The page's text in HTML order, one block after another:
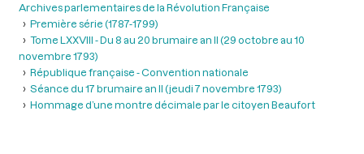
Archives parlementaires de la Révolution Française
Première série (1787-1799)
Tome LXXVIII - Du 8 au 20 brumaire an II (29 octobre au 10
novembre 1793)
République française - Convention nationale
Séance du 17 brumaire an II (jeudi 7 novembre 1793)
Hommage d’une montre décimale par le citoyen Beaufort